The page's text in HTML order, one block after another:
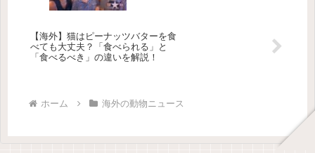
【海外】猫はピーナッツバターを食
べても大丈夫？「食べられる」と
「食べるべき」の違いを解説！
ホーム 海外の動物ニュース